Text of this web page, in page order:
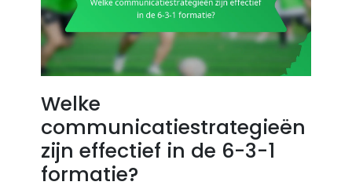
Welke
communicatiestrategieën
zijn effectief in de 6-3-1
formatie?